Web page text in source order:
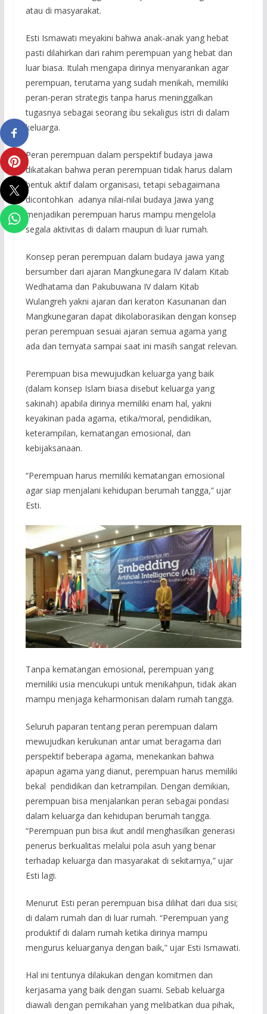
atau di masyarakat.
Esti Ismawati meyakini bahwa anak-anak yang hebat
pasti dilahirkan dari rahim perempuan yang hebat dan
luar biasa. Itulah mengapa dirinya menyarankan agar
perempuan, terutama yang sudah menikah, memiliki
peran-peran strategis tanpa harus meninggalkan
tugasnya sebagai seorang ibu sekaligus istri di dalam
keluarga.
Peran perempuan dalam perspektif budaya jawa
dikatakan bahwa peran perempuan tidak harus dalam
bentuk aktif dalam organisasi, tetapi sebagaimana
dicontohkan adanya nilai-nilai budaya Jawa yang
menjadikan perempuan harus mampu mengelola
segala aktivitas di dalam maupun di luar rumah.
Konsep peran perempuan dalam budaya jawa yang
bersumber dari ajaran Mangkunegara IV dalam Kitab
Wedhatama dan Pakubuwana IV dalam Kitab
Wulangreh yakni ajaran dari keraton Kasunanan dan
Mangkunegaran dapat dikolaborasikan dengan konsep
peran perempuan sesuai ajaran semua agama yang
ada dan ternyata sampai saat ini masih sangat relevan.
Perempuan bisa mewujudkan keluarga yang baik
(dalam konsep Islam biasa disebut keluarga yang
sakinah) apabila dirinya memiliki enam hal, yakni
keyakinan pada agama, etika/moral, pendidikan,
keterampilan, kematangan emosional, dan
kebijaksanaan.
“Perempuan harus memiliki kematangan emosional
agar siap menjalani kehidupan berumah tangga,” ujar
Esti.
Tanpa kematangan emosional, perempuan yang
memiliki usia mencukupi untuk menikahpun, tidak akan
mampu menjaga keharmonisan dalam rumah tangga.
Seluruh paparan tentang peran perempuan dalam
mewujudkan kerukunan antar umat beragama dari
perspektif beberapa agama, menekankan bahwa
apapun agama yang dianut, perempuan harus memiliki
bekal pendidikan dan ketrampilan. Dengan demikian,
perempuan bisa menjalankan peran sebagai pondasi
dalam keluarga dan kehidupan berumah tangga.
“Perempuan pun bisa ikut andil menghasilkan generasi
penerus berkualitas melalui pola asuh yang benar
terhadap keluarga dan masyarakat di sekitarnya,” ujar
Esti lagi.
Menurut Esti peran perempuan bisa dilihat dari dua sisi;
di dalam rumah dan di luar rumah. “Perempuan yang
produktif di dalam rumah ketika dirinya mampu
mengurus keluarganya dengan baik,” ujar Esti Ismawati.
Hal ini tentunya dilakukan dengan komitmen dan
kerjasama yang baik dengan suami. Sebab keluarga
diawali dengan pernikahan yang melibatkan dua pihak,